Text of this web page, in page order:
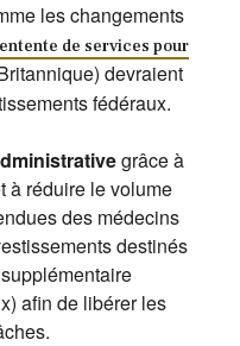
les changements
entente de services pour
devraient
fédéraux.
grâce à
à réduire le volume
des médecins
destinés
afin de libérer les